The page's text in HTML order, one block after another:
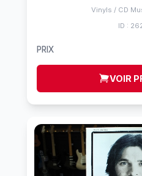
Vinyls / CD
ID :
PRIX
VOIR